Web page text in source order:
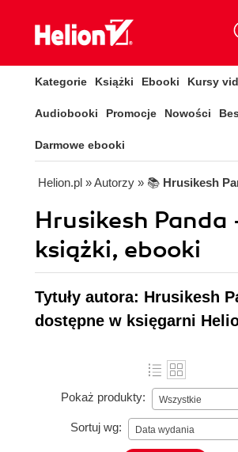
Kategorie Książki Ebooki Kursy
Audiobooki Promocje Nowości
Darmowe ebooki
Helion.pl » Autorzy » 📚 Hrusikesh
Hrusikesh Panda
książki, ebooki
Tytuły autora: Hrusikesh
dostępne w księgarni
Pokaż produkty: Wszystkie
Sortuj wg: Data wydania